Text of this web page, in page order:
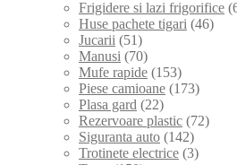
Frigidere si lazi frigorifice
Huse pachete tigari (46)
Jucarii (51)
Manusi (70)
Mufe rapide (153)
Piese camioane (173)
Plasa gard (22)
Rezervoare plastic (72)
Siguranta auto (142)
Trotinete electrice (3)